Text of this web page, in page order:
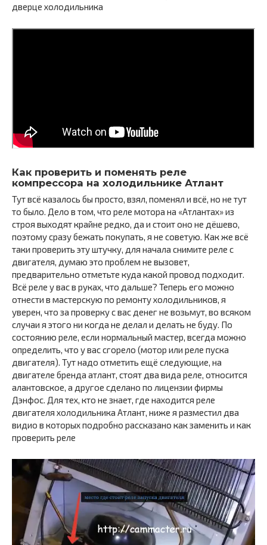
дверце холодильника
Как проверить и поменять реле
компрессора на холодильнике Атлант
Тут всё казалось бы просто, взял, поменял и всё, но не тут
то было. Дело в том, что реле мотора на «Атлантах» из
строя выходят крайне редко, да и стоит оно не дёшево,
поэтому сразу бежать покупать, я не советую. Как же всё
таки проверить эту штучку, для начала снимите реле с
двигателя, думаю это проблем не вызовет,
предварительно отметьте куда какой провод подходит.
Всё реле у вас в руках, что дальше? Теперь его можно
отнести в мастерскую по ремонту холодильников, я
уверен, что за проверку с вас денег не возьмут, во всяком
случаи я этого ни когда не делал и делать не буду. По
состоянию реле, если нормальный мастер, всегда можно
определить, что у вас сгорело (мотор или реле пуска
двигателя). Тут надо отметить ещё следующие, на
двигателе бренда атлант, стоят два вида реле, относится
алантовское, а другое сделано по лицензии фирмы
Дэнфос. Для тех, кто не знает, где находится реле
двигателя холодильника Атлант, ниже я разместил два
видио в которых подробно рассказано как заменить и как
проверить реле